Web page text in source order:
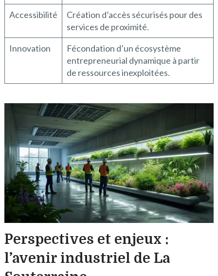
Accessibilité
Création d’accès sécurisés pour des
services de proximité.
Innovation
Fécondation d’un écosystème
entrepreneurial dynamique à partir
de ressources inexploitées.
Perspectives et enjeux :
l’avenir industriel de La